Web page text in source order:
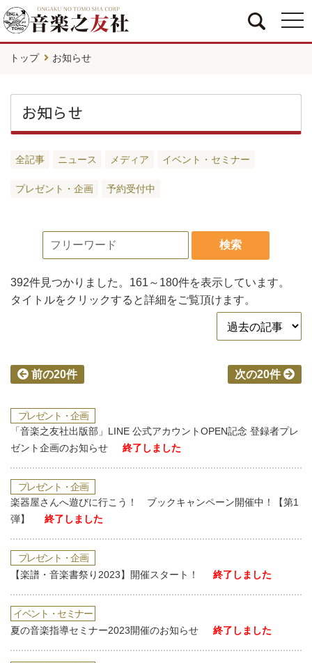
トップ お知らせ
お知らせ
全記事 ニュース メディア イベント・セミナー
プレゼント・企画 予約受付中
検索
392件見つかりました。 161～180件を表示しています。
タイトルをクリックすると詳細をご覧頂けます。
前の20件 次の20件
プレゼント・企画
「音楽之友社出版部」LINE 公式アカウントOPEN記念 登録者プレ
ゼント企画のお知らせ
終了しました
プレゼント・企画
楽器屋さんへ遊びに行こう！ ブックキャンペーン開催中！【第1
弾】
終了しました
プレゼント・企画
【楽譜・音楽書祭り2023】開催スタート！
終了しました
イベント・セミナー
夏の音楽指導セミナー2023開催のお知らせ
終了しました